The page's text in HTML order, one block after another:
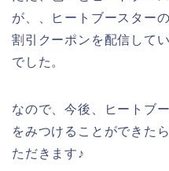
が、、ヒートブースター
割引クーポンを配信して
でした。
なので、今後、ヒートブ
をみつけることができた
ただきます♪